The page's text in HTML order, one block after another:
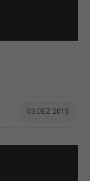
03 DEZ 2015